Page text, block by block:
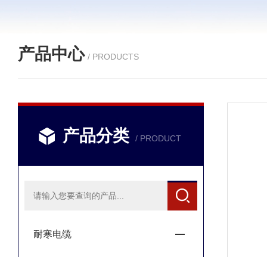
产品中心 / PRODUCTS
产品分类 / PRODUCT
耐寒电缆